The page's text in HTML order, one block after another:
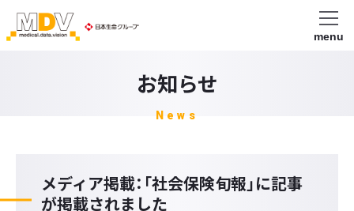
menu
お知らせ
News
メディア掲載：「社会保険旬報」に記事
が掲載されました